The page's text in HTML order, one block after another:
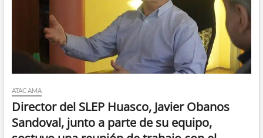
ATACAMA
Director del SLEP Huasco, Javier Obanos
Sandoval, junto a parte de su equipo,